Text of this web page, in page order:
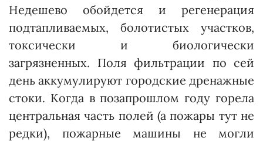
Недешево обойдется и регенерация
подтапливаемых, болотистых участков,
токсически и биологически
загрязненных. Поля фильтрации по сей
день аккумулируют городские дренажные
стоки. Когда в позапрошлом году горела
центральная часть полей (а пожары тут не
редки), пожарные машины не могли